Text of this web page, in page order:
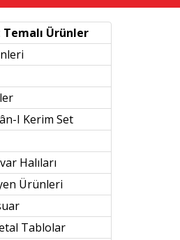
Ürünler
I Kerim Set
Halıları
Ürünleri
Tablolar